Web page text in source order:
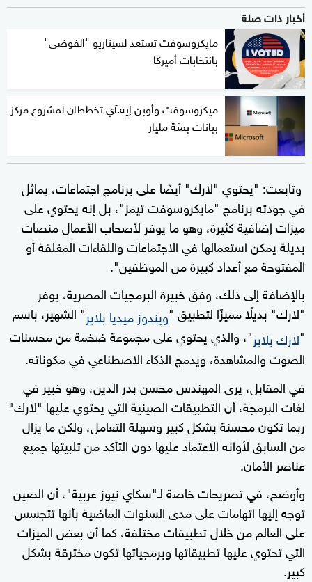
أخبار ذات صلة
مايكروسوفت تستعد لسيناريو "الفوضى"
بانتخابات أميركا
ميكروسوفت وأوبن إيه.آي تخططان لمشروع مركز
بيانات بمئة مليار
وتابعت: "يحتوي "لارك" أيضًا على برنامج اجتماعات، يماثل
في جودته برنامج "مايكروسوفت تيمز"، بل إنه يحتوي على
ميزات إضافية كثيرة، وهو ما يوفر لأصحاب الأعمال منصات
بديلة يمكن استعمالها في الاجتماعات واللقاءات المغلقة أو
المفتوحة مع أعداد كبيرة من الموظفين".
بالإضافة إلى ذلك، وفق خبيرة البرمجيات المصرية، يوفر
"لارك" بديلًا مميزًا لتطبيق "ويندوز ميديا بلاير" الشهير، باسم
"لارك بلاير"، والذي يحتوي على مجموعة ضخمة من محسنات
الصوت والمشاهدة، ويدمج الذكاء الاصطناعي في مكوناته.
في المقابل، يرى المهندس محسن بدر الدين، وهو خبير في
لغات البرمجة، أن التطبيقات الصينية التي يحتوي عليها "لارك"
ربما تكون محسنة بشكل كبير وسهلة التعامل، ولكن ما يزال
من السابق لأوانه الاعتماد عليها دون التأكد من تلبيتها جميع
عناصر الأمان.
وأوضح، في تصريحات خاصة لـ"سكاي نيوز عربية"، أن الصين
توجه إليها اتهامات على مدى السنوات الماضية بأنها تتجسس
على العالم من خلال تطبيقات مختلفة، كما أن بعض الميزات
التي تحتوي عليها تطبيقاتها وبرمجياتها تكون مخترقة بشكل
كبير.